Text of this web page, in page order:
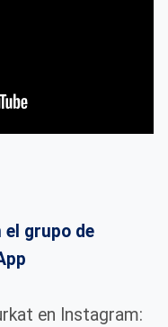
grupo de
en Instagram: